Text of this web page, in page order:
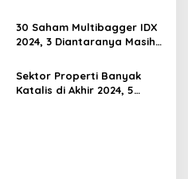
Multibagger?
30 Saham Multibagger IDX
2024, 3 Diantaranya Masih
Sektor Properti Banyak
Katalis di Akhir 2024, 5